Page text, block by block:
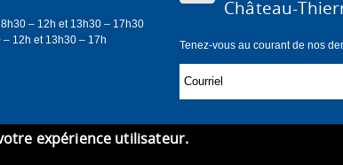
– 12h et 13h30 – 17h30
12h et 13h30 – 17h
Château-
Tenez-vous au courant de nos
expérience utilisateur.